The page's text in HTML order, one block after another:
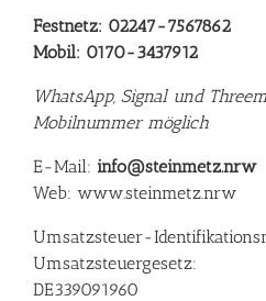
Festnetz: 02247-7567862
Mobil: 0170-3437912
WhatsApp, Signal und
Mobilnummer möglich
E-Mail: info@steinmetz.nrw
Web: www.steinmetz.nrw
Umsatzsteuer-
Umsatzsteuergesetz:
DE339091960